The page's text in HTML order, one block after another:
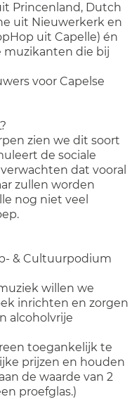
Princenland, Dutch
uit Nieuwerkerk en
uit Capelle) én
muzikanten die bij
voor Capelse
zien we dit soort
de sociale
dat vooral
zullen worden
nog niet veel
& Cultuurpodium
willen we
inrichten en zorgen
alcoholvrije
toegankelijk te
prijzen en houden
de waarde van 2
proefglas.)